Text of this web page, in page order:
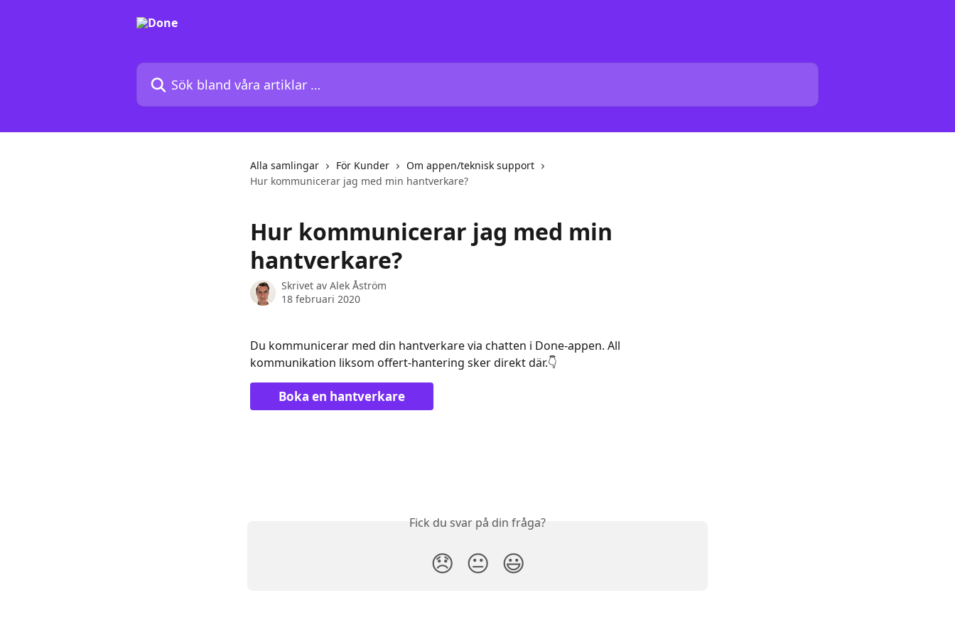
Sök bland våra artiklar …
Alla samlingar För Kunder
Om appen/teknisk support
Hur kommunicerar jag med min hantverkare?
Hur kommunicerar jag med min
hantverkare?
Skrivet av Alek Åström
18 februari 2020
Du kommunicerar med din hantverkare via chatten i Done-appen. All
kommunikation liksom offert-hantering sker direkt där.👇
Boka en hantverkare
Fick du svar på din fråga?
😞 😐 😃